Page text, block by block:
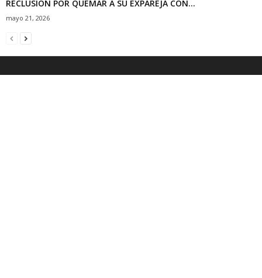
RECLUSIÓN POR QUEMAR A SU EXPAREJA CON...
mayo 21, 2026